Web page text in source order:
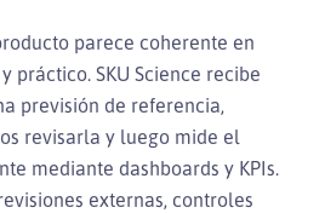
parece coherente en
práctico. SKU Science recibe
previsión de referencia,
revisarla y luego mide el
mediante dashboards y KPIs.
externas, controles